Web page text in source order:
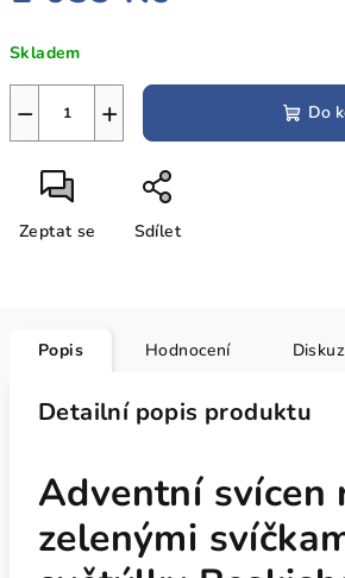
cena:
Skladem
+
− Do
Zeptat se Sdílet
Popis Hodnocení
Detailní popis produktu
Adventní svícen
zelenými